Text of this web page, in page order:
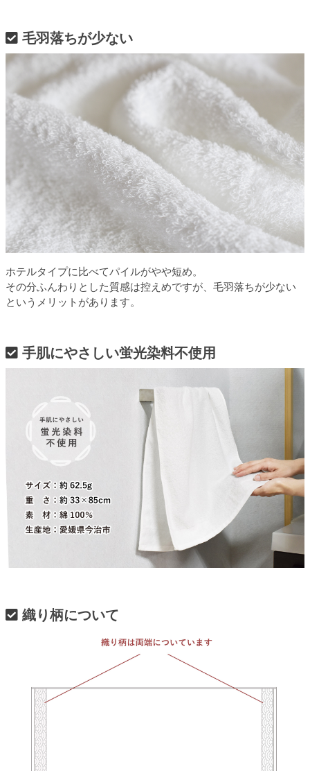
毛羽落ちが少ない
ホテルタイプに比べてパイルがやや短め。
その分ふんわりとした質感は控えめですが、毛羽落ちが少ない
というメリットがあります。
手肌にやさしい蛍光染料不使用
織り柄について